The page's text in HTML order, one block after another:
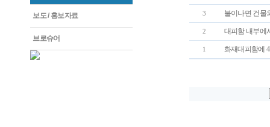
보도 / 홍보자료
브로슈어
3 불이나면 건물
2 대피함 내부에
1 화재대피함에